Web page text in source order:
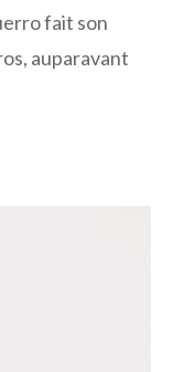
fait son
auparavant